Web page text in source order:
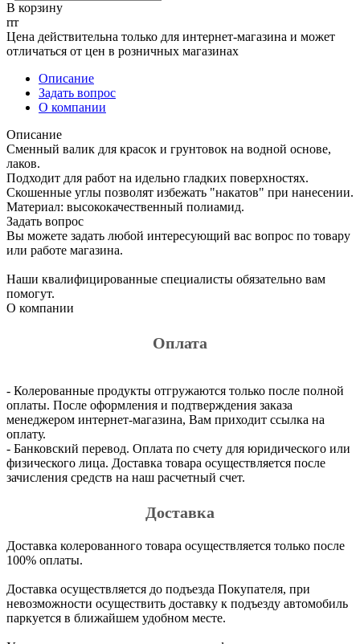
В корзину
rrr
Цена действительна только для интернет-магазина и может
отличаться от цен в розничных магазинах
Описание
Задать вопрос
О компании
Описание
Сменный валик для красок и грунтовок на водной основе,
лаков.
Подходит для работ на идельно гладких поверхностях.
Скошенные углы позволят избежать "накатов" при нанесении.
Материал: высококачественный полиамид.
Задать вопрос
Вы можете задать любой интересующий вас вопрос по товару
или работе магазина.
Наши квалифицированные специалисты обязательно вам
помогут.
О компании
Оплата
- Колерованные продукты отгружаются только после полной
оплаты. После оформления и подтверждения заказа
менеджером интернет-магазина, Вам приходит ссылка на
оплату.
- Банковский перевод. Оплата по счету для юридического или
физического лица. Доставка товара осуществляется после
зачисления средств на наш расчетный счет.
Доставка
Доставка колерованного товара осуществляется только после
100% оплаты.
Доставка осуществляется до подъезда Покупателя, при
невозможности осуществить доставку к подъезду автомобиль
паркуется в ближайшем удобном месте.